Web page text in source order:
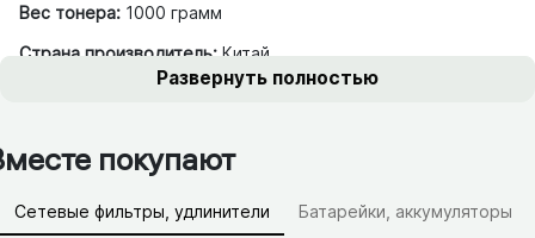
Вес тонера: 1000 грамм
Страна производитель: Китай
Развернуть полностью
покупают
Сетевые фильтры, удлинители Батарейки, аккумуляторы